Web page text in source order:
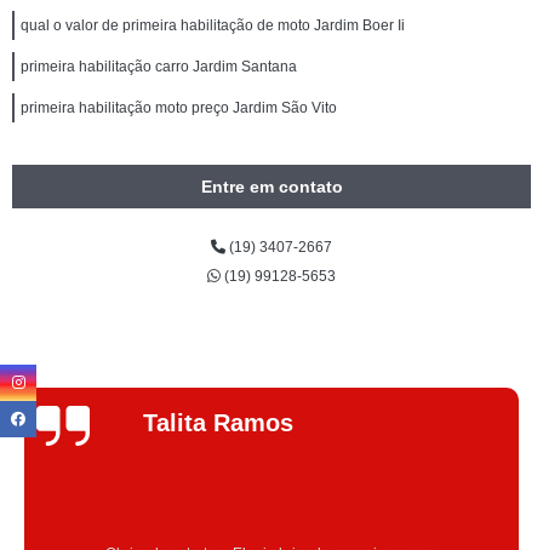
qual o valor de primeira habilitação de moto Jardim Boer Ii
primeira habilitação carro Jardim Santana
primeira habilitação moto preço Jardim São Vito
Entre em contato
(19) 3407-2667
(19) 99128-5653
Jhenifer
Correia